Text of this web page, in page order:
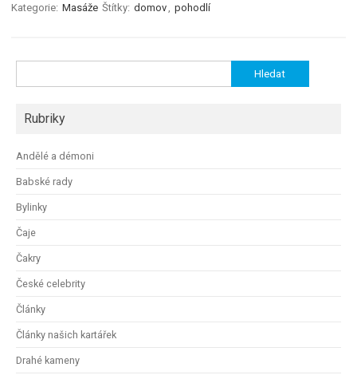
Kategorie: Masáže Štítky: domov pohodlí
Rubriky
Andělé a démoni
Babské rady
Bylinky
Čaje
Čakry
České celebrity
Články
Články našich kartářek
Drahé kameny